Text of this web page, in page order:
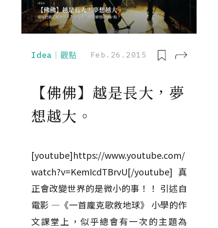
Idea｜觀點 Feb.26.2015
【佛佛】越是長大，夢
想越大。
[youtube]https://www.youtube.com/
watch?v=KemIcdTBrvU[/youtube] 真
正會改變世界的是微小的事！！ 引述自
電影 —《一首龐克歌救地球》 小學的作
文課堂上，似乎總會有一次的主題為